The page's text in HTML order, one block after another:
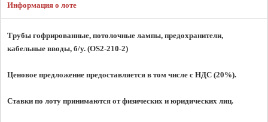
Информация о лоте
Трубы гофрированные, потолочные лампы, предохранители,
кабельные вводы, б/у. (OS2-210-2)
Ценовое предложение предоставляется в том числе с НДС (20%).
Ставки по лоту принимаются от физических и юридических лиц.